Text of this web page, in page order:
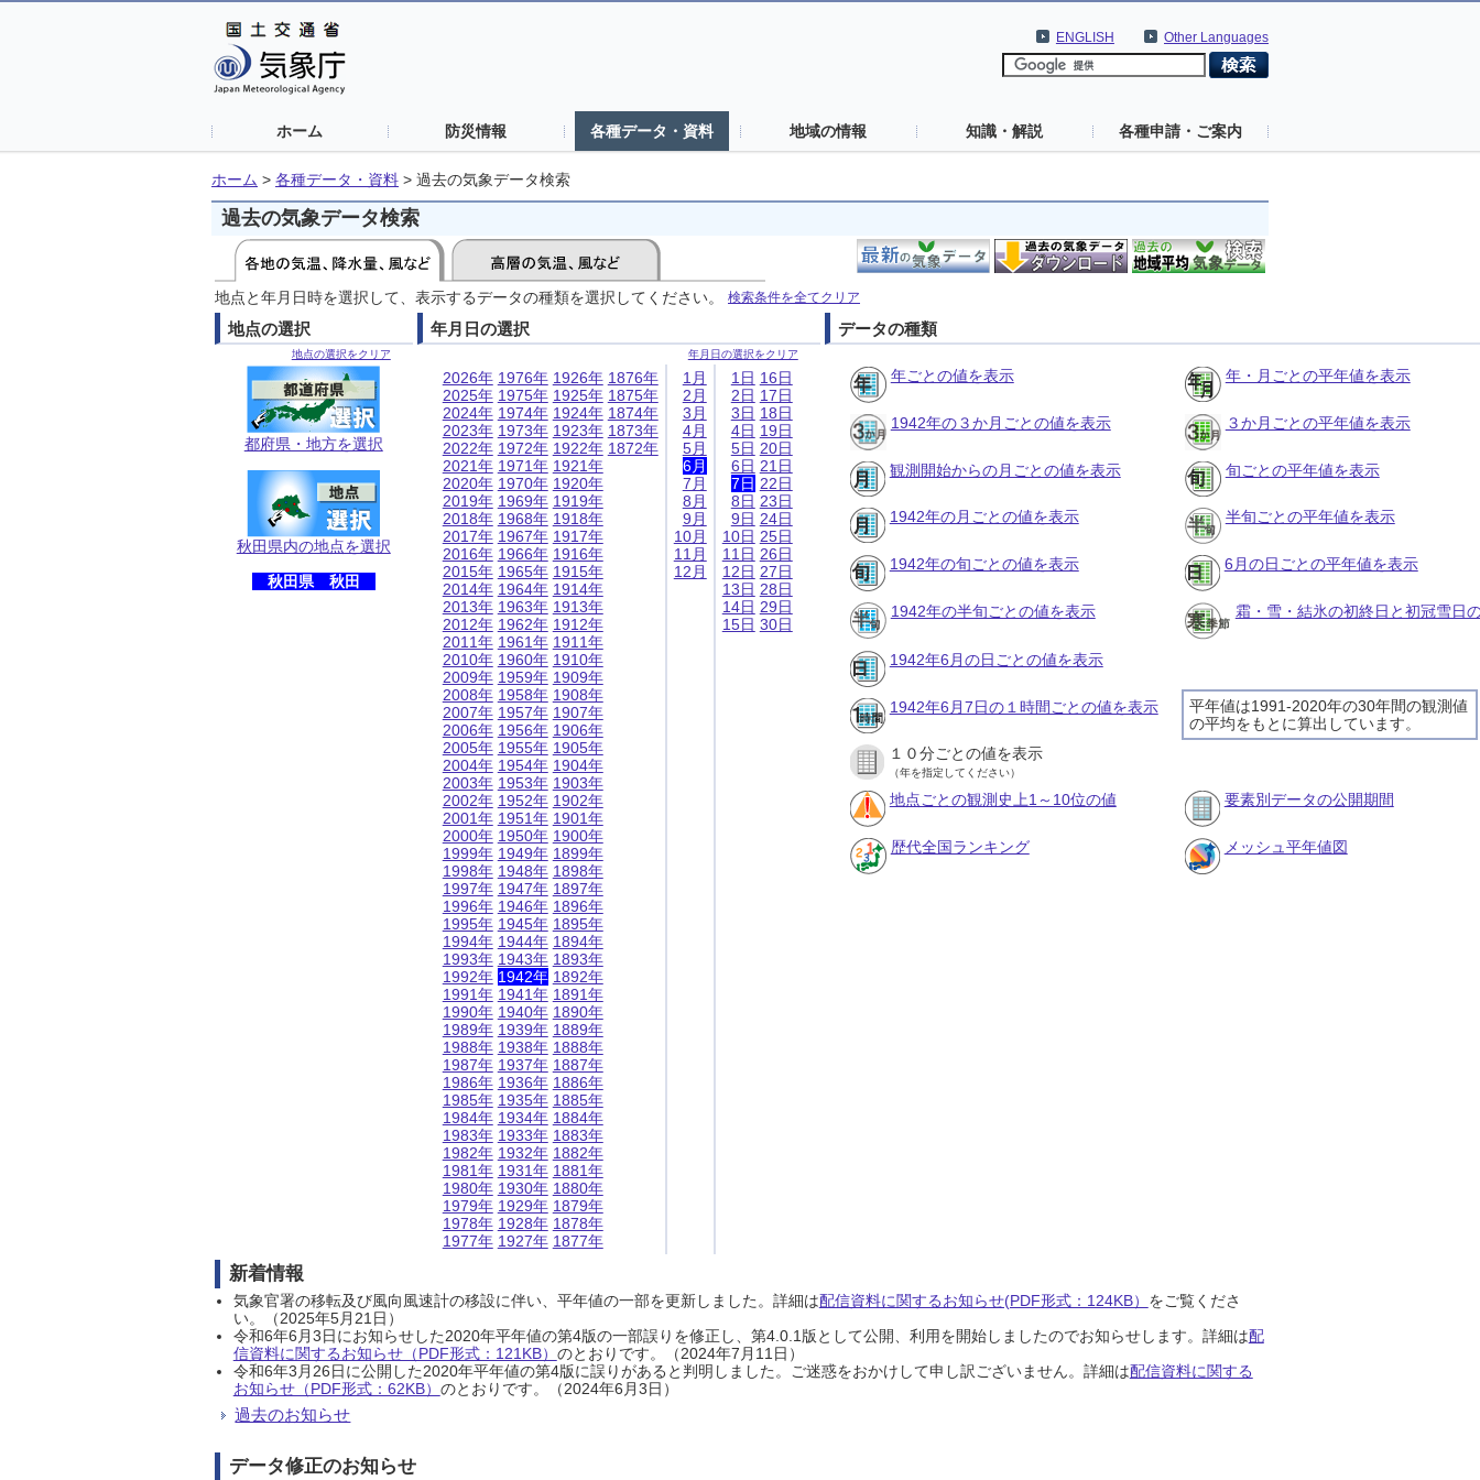
Other Languages
ENGLISH
ホーム 防災情報 各種データ・資料 地域の情報 知識・解説 各種申請・ご案内
ホーム > 各種データ・資料 > 過去の気象データ検索
過去の気象データ検索
地点と年月日時を選択して、表示するデータの種類を選択してください。 検索条件を全てクリア
地点の選択
地点の選択をクリア
都府県・地方を選択
秋田県内の地点を選択
秋田県 秋田
年月日の選択
年月日の選択をクリア
2026年
2025年
2024年
2023年
2022年
2021年
2020年
2019年
2018年
2017年
2016年
2015年
2014年
2013年
2012年
2011年
2010年
2009年
2008年
2007年
2006年
2005年
2004年
2003年
2002年
2001年
2000年
1999年
1998年
1997年
1996年
1995年
1994年
1993年
1992年
1991年
1990年
1989年
1988年
1987年
1986年
1985年
1984年
1983年
1982年
1981年
1980年
1979年
1978年
1977年
1976年
1975年
1974年
1973年
1972年
1971年
1970年
1969年
1968年
1967年
1966年
1965年
1964年
1963年
1962年
1961年
1960年
1959年
1958年
1957年
1956年
1955年
1954年
1953年
1952年
1951年
1950年
1949年
1948年
1947年
1946年
1945年
1944年
1943年
1942年
1941年
1940年
1939年
1938年
1937年
1936年
1935年
1934年
1933年
1932年
1931年
1930年
1929年
1928年
1927年
1926年
1925年
1924年
1923年
1922年
1921年
1920年
1919年
1918年
1917年
1916年
1915年
1914年
1913年
1912年
1911年
1910年
1909年
1908年
1907年
1906年
1905年
1904年
1903年
1902年
1901年
1900年
1899年
1898年
1897年
1896年
1895年
1894年
1893年
1892年
1891年
1890年
1889年
1888年
1887年
1886年
1885年
1884年
1883年
1882年
1881年
1880年
1879年
1878年
1877年
1876年
1875年
1874年
1873年
1872年
1月
2月
3月
4月
5月
6月
7月
8月
9月
10月
11月
12月
1日
2日
3日
4日
5日
6日
7日
8日
9日
10日
11日
12日
13日
14日
15日
16日
17日
18日
19日
20日
21日
22日
23日
24日
25日
26日
27日
28日
29日
30日
データの種類
年ごとの値を表示 年・月ごとの平年値を表示
1942年の３か月ごとの値を表示 ３か月ごとの平年値を表示
観測開始からの月ごとの値を表示 旬ごとの平年値を表示
1942年の月ごとの値を表示 半旬ごとの平年値を表示
1942年の旬ごとの値を表示 6月の日ごとの平年値を表示
1942年の半旬ごとの値を表示 霜・雪・結氷の初終日と初冠雪日
1942年6月の日ごとの値を表示
平年値は1991-2020年の30年間の観測値
の平均をもとに算出しています。
1942年6月7日の１時間ごとの値を表示
１０分ごとの値を表示
（年を指定してください）
地点ごとの観測史上1～10位の値 要素別データの公開期間
歴代全国ランキング メッシュ平年値図
新着情報
気象官署の移転及び風向風速計の移設に伴い、平年値の一部を更新しました。詳細は配信資料に関するお知らせ(PDF形式：124KB） をご覧くださ
い。（2025年5月21日）
令和6年6月3日にお知らせした2020年平年値の第4版の一部誤りを修正し、第4.0.1版として公開、利用を開始しましたのでお知らせします。詳細は配
信資料に関するお知らせ（PDF形式：121KB） のとおりです。（2024年7月11日）
令和6年3月26日に公開した2020年平年値の第4版に誤りがあると判明しました。ご迷惑をおかけして申し訳ございません。詳細は配信資料に関する
お知らせ（PDF形式：62KB） のとおりです。（2024年6月3日）
過去のお知らせ
データ修正のお知らせ